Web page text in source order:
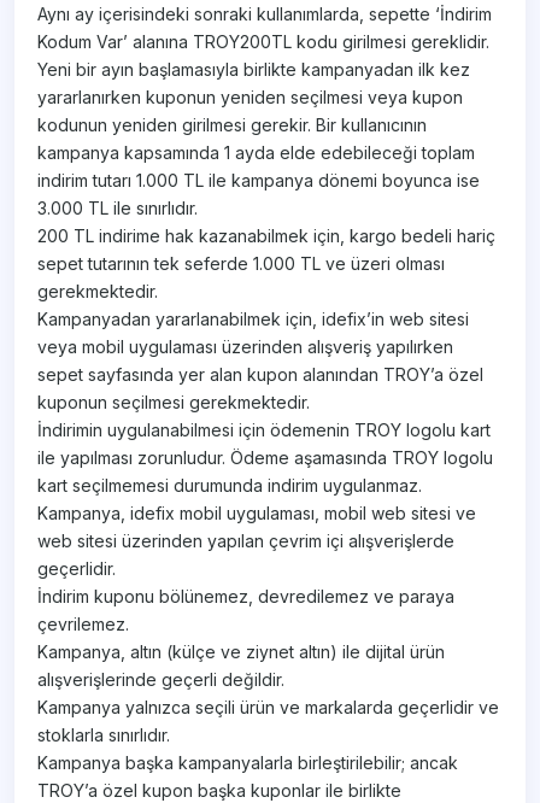
Aynı ay içerisindeki sonraki kullanımlarda, sepette ‘İndirim
Kodum Var’ alanına TROY200TL kodu girilmesi gereklidir.
Yeni bir ayın başlamasıyla birlikte kampanyadan ilk kez
yararlanırken kuponun yeniden seçilmesi veya kupon
kodunun yeniden girilmesi gerekir. Bir kullanıcının
kampanya kapsamında 1 ayda elde edebileceği toplam
indirim tutarı 1.000 TL ile kampanya dönemi boyunca ise
3.000 TL ile sınırlıdır.
200 TL indirime hak kazanabilmek için, kargo bedeli hariç
sepet tutarının tek seferde 1.000 TL ve üzeri olması
gerekmektedir.
Kampanyadan yararlanabilmek için, idefix’in web sitesi
veya mobil uygulaması üzerinden alışveriş yapılırken
sepet sayfasında yer alan kupon alanından TROY’a özel
kuponun seçilmesi gerekmektedir.
İndirimin uygulanabilmesi için ödemenin TROY logolu kart
ile yapılması zorunludur. Ödeme aşamasında TROY logolu
kart seçilmemesi durumunda indirim uygulanmaz.
Kampanya, idefix mobil uygulaması, mobil web sitesi ve
web sitesi üzerinden yapılan çevrim içi alışverişlerde
geçerlidir.
İndirim kuponu bölünemez, devredilemez ve paraya
çevrilemez.
Kampanya, altın (külçe ve ziynet altın) ile dijital ürün
alışverişlerinde geçerli değildir.
Kampanya yalnızca seçili ürün ve markalarda geçerlidir ve
stoklarla sınırlıdır.
Kampanya başka kampanyalarla birleştirilebilir; ancak
TROY’a özel kupon başka kuponlar ile birlikte